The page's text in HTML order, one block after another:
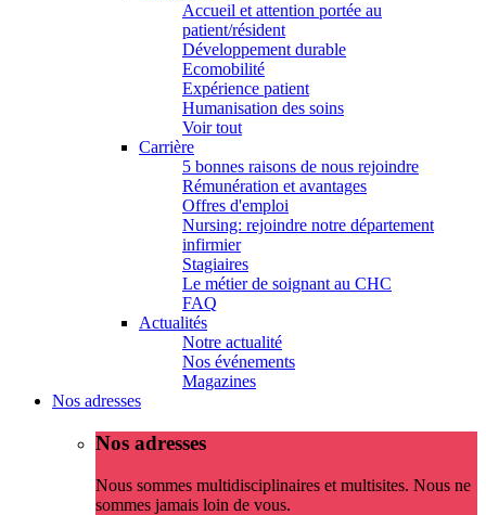
Accueil et attention portée au
patient/résident
Développement durable
Ecomobilité
Expérience patient
Humanisation des soins
Voir tout
Carrière
5 bonnes raisons de nous rejoindre
Rémunération et avantages
Offres d'emploi
Nursing: rejoindre notre département
infirmier
Stagiaires
Le métier de soignant au CHC
FAQ
Actualités
Notre actualité
Nos événements
Magazines
Nos adresses
Nos adresses
Nous sommes multidisciplinaires et multisites. Nous ne
sommes jamais loin de vous.